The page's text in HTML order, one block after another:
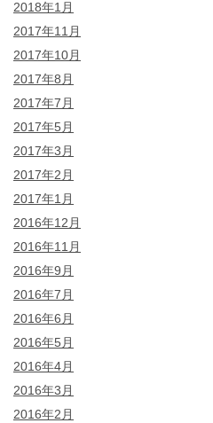
2018年1月
2017年11月
2017年10月
2017年8月
2017年7月
2017年5月
2017年3月
2017年2月
2017年1月
2016年12月
2016年11月
2016年9月
2016年7月
2016年6月
2016年5月
2016年4月
2016年3月
2016年2月